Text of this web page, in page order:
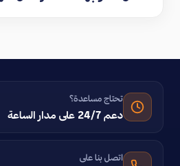
تحتاج مساعدة؟
دعم 24/7 على مدار الساعة
اتصل بنا على